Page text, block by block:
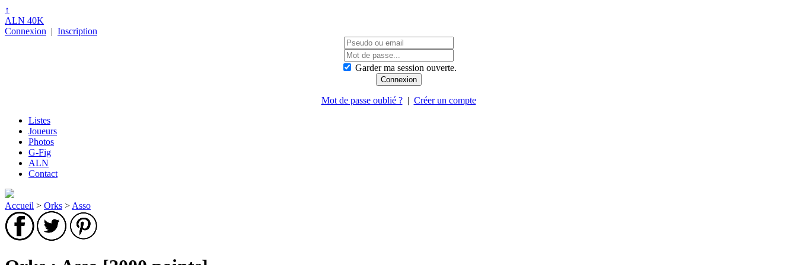
↑
ALN 40K
Connexion | Inscription
Garder ma session ouverte.
Mot de passe oublié ?| Créer un compte
Listes
Joueurs
Photos
G-Fig
ALN
Contact
Accueil > Orks > Asso